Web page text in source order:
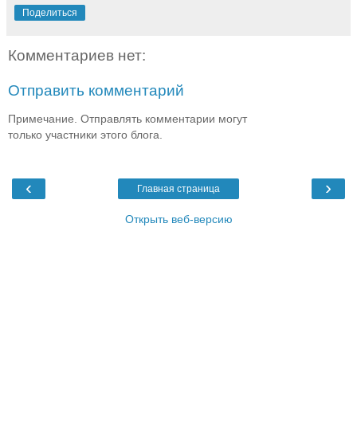
Поделиться
Комментариев нет:
Отправить комментарий
Примечание. Отправлять комментарии могут
только участники этого блога.
‹ ›
Главная страница
Открыть веб-версию